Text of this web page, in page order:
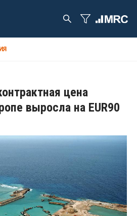
цена
выросла на EUR90